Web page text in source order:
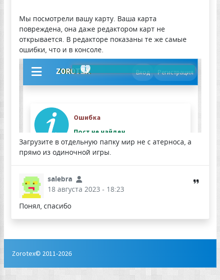
Мы посмотрели вашу карту. Ваша карта
повреждена, она даже редактором карт не
открывается. В редакторе показаны те же самые
ошибки, что и в консоле.
Загрузите в отдельную папку мир не с атерноса, а
прямо из одиночной игры.
salebra
18 августа 2023 - 18:23
Понял, спасибо
Zorotex© 2011-2026